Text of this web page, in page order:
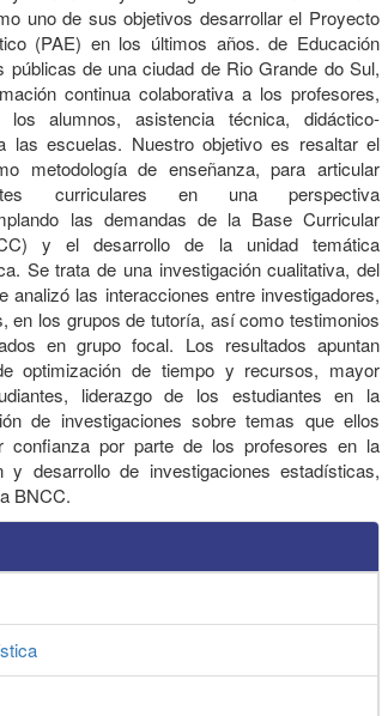
uno de sus objetivos desarrollar el Proyecto
(PAE) en los últimos años. de Educación
públicas de una ciudad de Rio Grande do Sul,
continua colaborativa a los profesores,
alumnos, asistencia técnica, didáctico-
las escuelas. Nuestro objetivo es resaltar el
metodología de enseñanza, para articular
curriculares en una perspectiva
las demandas de la Base Curricular
y el desarrollo de la unidad temática
Se trata de una investigación cualitativa, del
analizó las interacciones entre investigadores,
en los grupos de tutoría, así como testimonios
en grupo focal. Los resultados apuntan
optimización de tiempo y recursos, mayor
liderazgo de los estudiantes en la
de investigaciones sobre temas que ellos
confianza por parte de los profesores en la
y desarrollo de investigaciones estadísticas,
BNCC.